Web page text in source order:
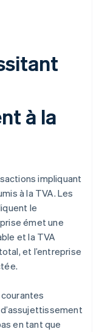
à la
impliquant
à la TVA. Les
le
émet une
et la TVA
et l’entreprise
en tant que